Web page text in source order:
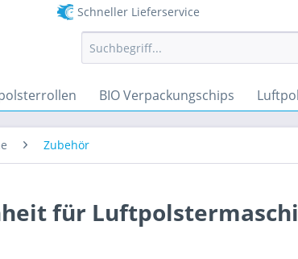
Schneller Lieferservice
BIO Verpackungschips
Zubehör
für